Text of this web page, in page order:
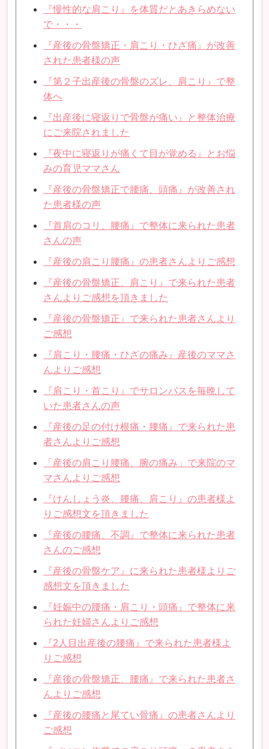
『慢性的な肩こり』を体質だとあきらめない
で・・・
『産後の骨盤矯正・肩こり・ひざ痛』が改善
された患者様の声
『第２子出産後の骨盤のズレ、肩こり』で整
体へ
『出産後に寝返りで骨盤が痛い』と整体治療
にご来院されました
『夜中に寝返りが痛くて目が覚める』とお悩
みの育児ママさん
『産後の骨盤矯正で腰痛、頭痛』が改善され
た患者様の声
『首肩のコリ、腰痛』で整体に来られた患者
さんの声
『産後の肩こり腰痛』の患者さんよりご感想
『産後の骨盤矯正、肩こり』で来られた患者
さんよりご感想を頂きました
『産後の骨盤矯正』で来られた患者さんより
ご感想
『肩こり・腰痛・ひざの痛み』産後のママさ
んよりご感想
『肩こり・首こり』でサロンパスを毎晩して
いた患者さんの声
『産後の足の付け根痛・腰痛』で来られた患
者さんよりご感想
「産後の肩こり腰痛、腕の痛み」で来院のマ
マさんよりご感想
『けんしょう炎、腰痛、肩こり』の患者様よ
りご感想文を頂きました
『産後の腰痛、不調』で整体に来られた患者
さんのご感想
『産後の骨盤ケア』に来られた患者様よりご
感想文を頂きました
『妊娠中の腰痛・肩こり・頭痛』で整体に来
られた妊婦さんよりご感想
『2人目出産後の腰痛』で来られた患者様よ
りご感想
『産後の骨盤矯正、腰痛』で来られた患者さ
んよりご感想
『産後の腰痛と尾てい骨痛』の患者さんより
ご感想